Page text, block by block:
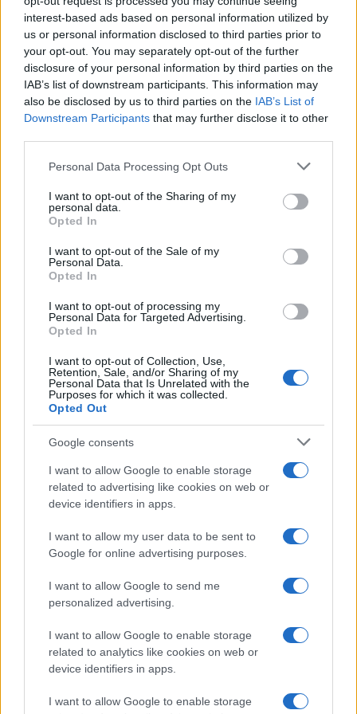
interest-based ads based on personal information utilized by
us or personal information disclosed to third parties prior to
your opt-out. You may separately opt-out of the further
disclosure of your personal information by third parties on the
IAB’s list of downstream participants. This information may
also be disclosed by us to third parties on the IAB’s List of
Downstream Participants that may further disclose it to other
Please note that this website/app uses one or more Google
not limited to your visit or usage behaviour. You may click to
grant or deny consent to Google and its third-party tags to
use your data for below specified purposes in below Google
consent section.
Personal Data Processing Opt Outs
I want to opt-out of the Sharing of my
personal data.
Opted In
I want to opt-out of the Sale of my
Personal Data.
Opted In
I want to opt-out of processing my
Personal Data for Targeted Advertising.
Opted In
I want to opt-out of Collection, Use,
Retention, Sale, and/or Sharing of my
Personal Data that Is Unrelated with the
Purposes for which it was collected.
Opted Out
Google consents
I want to allow Google to enable storage
related to advertising like cookies on web or
device identifiers in apps.
I want to allow my user data to be sent to
Google for online advertising purposes.
I want to allow Google to send me
personalized advertising.
I want to allow Google to enable storage
related to analytics like cookies on web or
device identifiers in apps.
I want to allow Google to enable storage
TAGS
ΚΑΘΗΓΗΤΗΣ
ΞΥΛΟΔΑΡΜΟΣ
Ροή Ειδήσεων
ΕΛΛΑΔΑ
05/08/26 - 15:10
Μυστράς: Την Παρασκευή απολογείται ο 55χρονος που
έκρυβε τον νεκρό πατέρα του σε καταψύκτη για τις
συντάξεις
ΟΙΚΟΝΟΜΙΑ
Εξωδικαστικός Μηχανισμός: Ξεπέρασαν τα 20 δισ. ευρώ
εγκρισιμότητα
ΠΟΛΙΤΙΚΗ
05/08/26 - 15:00
Ηλεκτρική διασύνδεση Ελλάδας – Κύπρου: Επανεκκίνηση
για το GSI με είσοδο του γαλλικού κολοσσού Meridiam
ΔΙΕΘΝΗ
ΟΗΕ: «Κύμα» εκτελέσεων στο Ιράν — Τουλάχιστον 56
θανατικές καταδίκες για θέματα εθνικής ασφάλειας από
ΤΟΥΡΚΙΑ
05/08/26 - 14:45
Διεθνές Δίκαιο και τα κυριαρχικά δικαιώματα η